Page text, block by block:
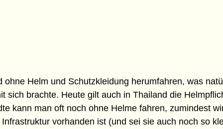
Helm und Schutzkleidung herumfahren, was
sich brachte. Heute gilt auch in Thailand die
kann man oft noch ohne Helme fahren, zumindest
vorhanden ist (und sei sie auch noch so